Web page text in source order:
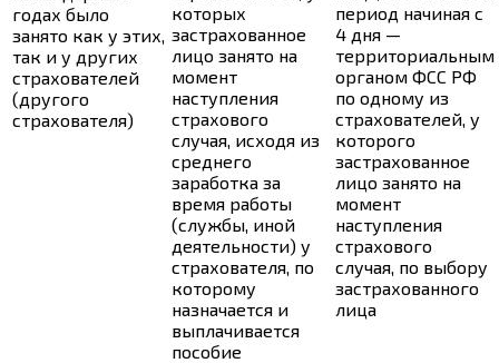
годах было
занято как у этих,
так и у других
страхователей
(другого
страхователя)
которых
застрахованное
лицо занято на
момент
наступления
страхового
случая, исходя из
среднего
заработка за
время работы
(службы, иной
деятельности) у
страхователя, по
которому
назначается и
выплачивается
пособие
период начиная с
4 дня —
территориальным
органом ФСС РФ
по одному из
страхователей, у
которого
застрахованное
лицо занято на
момент
наступления
страхового
случая, по выбору
застрахованного
лица